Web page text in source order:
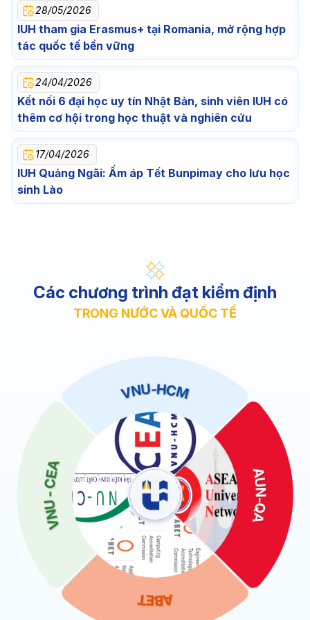
28/05/2026
IUH tham gia Erasmus+ tại Romania, mở rộng hợp
tác quốc tế bền vững
24/04/2026
Kết nối 6 đại học uy tín Nhật Bản, sinh viên IUH có
thêm cơ hội trong học thuật và nghiên cứu
17/04/2026
IUH Quảng Ngãi: Ấm áp Tết Bunpimay cho lưu học
sinh Lào
Các chương trình đạt kiểm định
TRONG NƯỚC VÀ QUỐC TẾ